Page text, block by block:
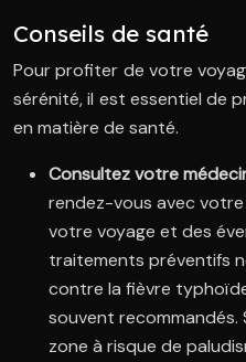
Conseils de santé
Pour profiter de votre
sérénité, il est essentiel de
en matière de santé.
Consultez votre
rendez-vous avec
votre voyage et des
traitements préventifs
contre la fièvre
souvent recommandés.
zone à risque de